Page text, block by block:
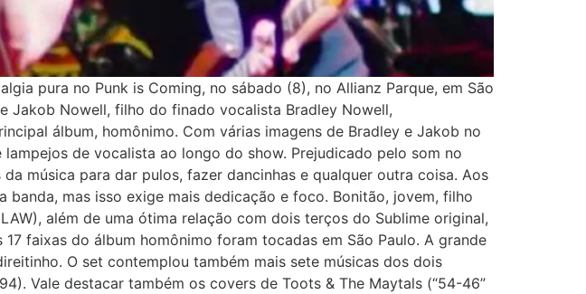
pura no Punk is Coming, no sábado (8), no Allianz Parque, em São
Jakob Nowell, filho do finado vocalista Bradley Nowell,
álbum, homônimo. Com várias imagens de Bradley e Jakob no
de vocalista ao longo do show. Prejudicado pelo som no
música para dar pulos, fazer dancinhas e qualquer outra coisa. Aos
mas isso exige mais dedicação e foco. Bonitão, jovem, filho
além de uma ótima relação com dois terços do Sublime original,
faixas do álbum homônimo foram tocadas em São Paulo. A grande
O set contemplou também mais sete músicas dos dois
Vale destacar também os covers de Toots & The Maytals (“54-46”